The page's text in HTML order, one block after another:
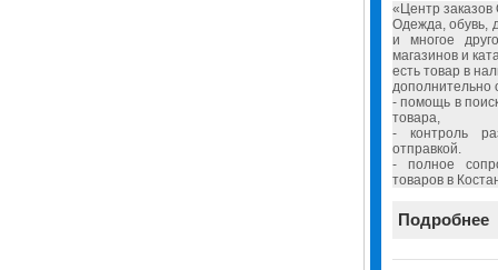
«Центр
Одежда, обувь,
и многое
магазинов и
есть товар в
дополнительно
- помощь в
товара,
- контроль
отправкой.
- полное
товаров в
Подробнее